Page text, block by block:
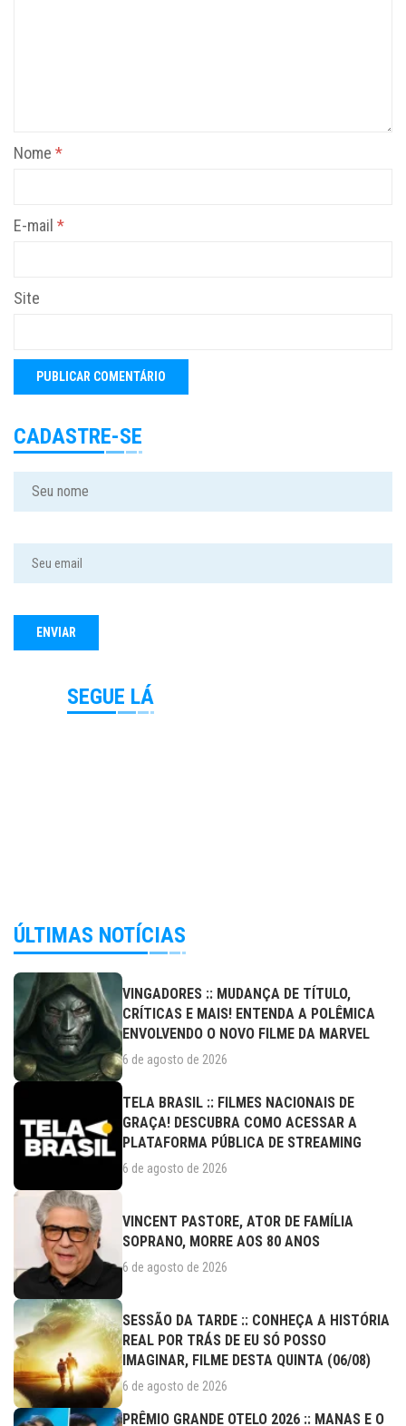
Nome *
E-mail *
Site
CADASTRE-SE
SEGUE LÁ
ÚLTIMAS NOTÍCIAS
VINGADORES :: MUDANÇA DE TÍTULO,
CRÍTICAS E MAIS! ENTENDA A POLÊMICA
ENVOLVENDO O NOVO FILME DA MARVEL
6 de agosto de 2026
TELA BRASIL :: FILMES NACIONAIS DE
GRAÇA! DESCUBRA COMO ACESSAR A
PLATAFORMA PÚBLICA DE STREAMING
6 de agosto de 2026
VINCENT PASTORE, ATOR DE FAMÍLIA
SOPRANO, MORRE AOS 80 ANOS
6 de agosto de 2026
SESSÃO DA TARDE :: CONHEÇA A HISTÓRIA
REAL POR TRÁS DE EU SÓ POSSO
IMAGINAR, FILME DESTA QUINTA (06/08)
6 de agosto de 2026
PRÊMIO GRANDE OTELO 2026 :: MANAS E O